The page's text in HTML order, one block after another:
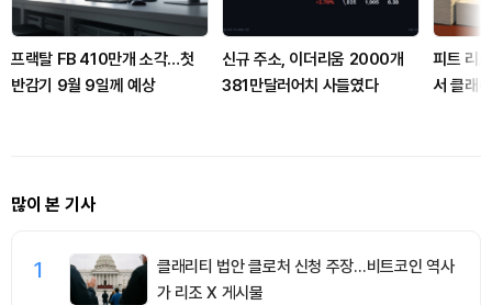
프랙탈 FB 410만개 소각…첫
반감기 9월 9일께 예상
신규 주소, 이더리움 2000개
381만달러어치 사들였다
피트 리
서 클래
많이 본 기사
1
클래리티 법안 클로처 신청 주장…비트코인 역사
가 리조 X 게시물